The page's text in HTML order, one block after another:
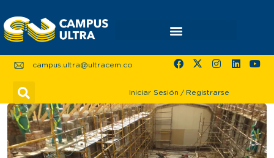
campus.ultra@ultracem.co
Iniciar Sesión / Registrarse